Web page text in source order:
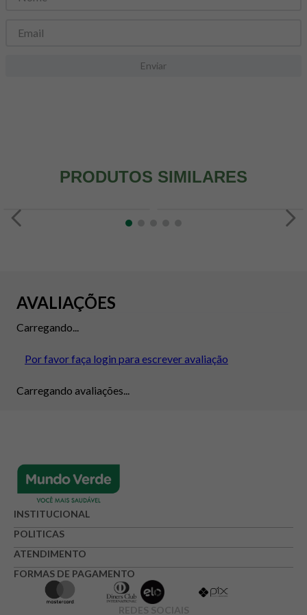
Enviar
PRODUTOS SIMILARES
AVALIAÇÕES
Carregando...
Por favor faça login para escrever avaliação
Carregando avaliações...
INSTITUCIONAL
POLITICAS
ATENDIMENTO
FORMAS DE PAGAMENTO
REDES SOCIAIS
8º snack proteico mundo verde
9 psyllium